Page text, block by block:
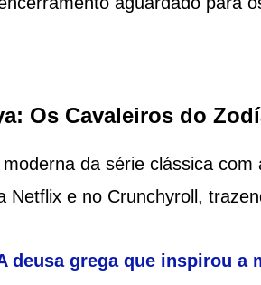
Os Cavaleiros do
da série clássica
Netflix e no Crunchyroll,
deusa grega que inspirou a